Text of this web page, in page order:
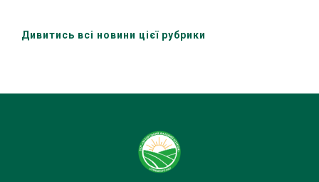
Дивитись всі новини цієї рубрики